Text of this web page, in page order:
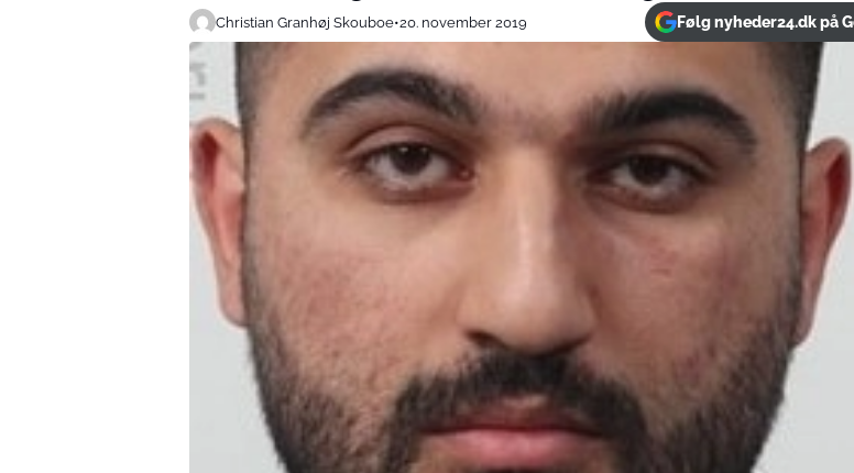
Christian Granhøj Skouboe•20. november 2019 Følg nyheder24.dk på